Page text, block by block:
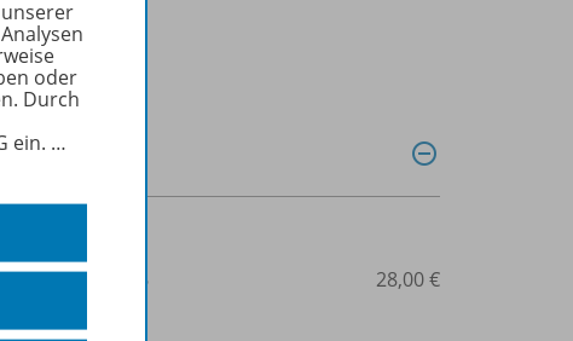
3-14-127477-6 28,00 €
oder
Durch
ein. …